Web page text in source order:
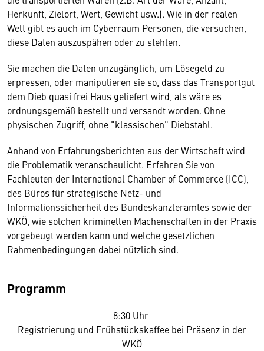
Herkunft, Zielort, Wert, Gewicht usw.). Wie in der realen
Welt gibt es auch im Cyberraum Personen, die versuchen,
diese Daten auszuspähen oder zu stehlen.
Sie machen die Daten unzugänglich, um Lösegeld zu
erpressen, oder manipulieren sie so, dass das Transportgut
dem Dieb quasi frei Haus geliefert wird, als wäre es
ordnungsgemäß bestellt und versandt worden. Ohne
physischen Zugriff, ohne "klassischen" Diebstahl.
Anhand von Erfahrungsberichten aus der Wirtschaft wird
die Problematik veranschaulicht. Erfahren Sie von
Fachleuten der International Chamber of Commerce (ICC),
des Büros für strategische Netz- und
Informationssicherheit des Bundeskanzleramtes sowie der
WKÖ, wie solchen kriminellen Machenschaften in der Praxis
vorgebeugt werden kann und welche gesetzlichen
Rahmenbedingungen dabei nützlich sind.
Programm
8:30 Uhr
Registrierung und Frühstückskaffee bei Präsenz in der
WKÖ